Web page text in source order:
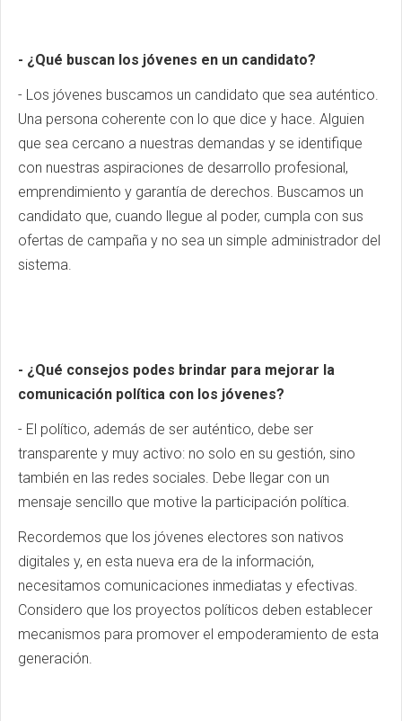
- ¿Qué buscan los jóvenes en un candidato?
- Los jóvenes buscamos un candidato que sea auténtico.
Una persona coherente con lo que dice y hace. Alguien
que sea cercano a nuestras demandas y se identifique
con nuestras aspiraciones de desarrollo profesional,
emprendimiento y garantía de derechos. Buscamos un
candidato que, cuando llegue al poder, cumpla con sus
ofertas de campaña y no sea un simple administrador del
sistema.
- ¿Qué consejos podes brindar para mejorar la
comunicación política con los jóvenes?
- El político, además de ser auténtico, debe ser
transparente y muy activo: no solo en su gestión, sino
también en las redes sociales. Debe llegar con un
mensaje sencillo que motive la participación política.
Recordemos que los jóvenes electores son nativos
digitales y, en esta nueva era de la información,
necesitamos comunicaciones inmediatas y efectivas.
Considero que los proyectos políticos deben establecer
mecanismos para promover el empoderamiento de esta
generación.